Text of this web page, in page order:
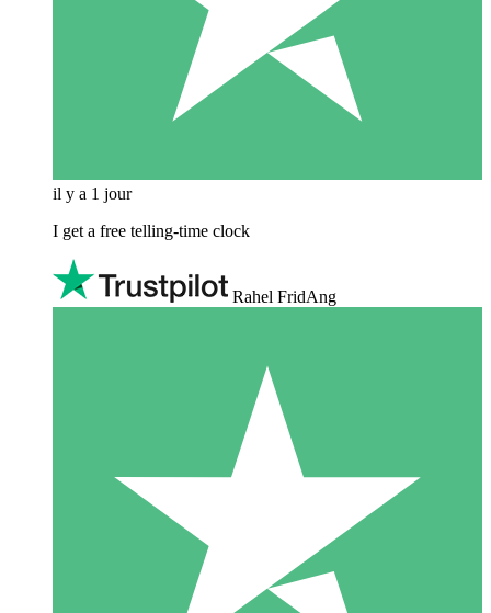
il y a 1 jour
I get a free telling-time clock
Rahel FridAng